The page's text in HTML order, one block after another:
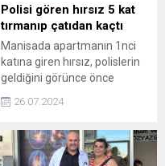
Polisi gören hırsız 5 kat
tırmanıp çatıdan kaçtı
Manisada apartmanın 1nci
katına giren hırsız, polislerin
geldiğini görünce önce
bitişikteki binanın
balkonuna, ardından
tutunup 5 kat tırmanarak
çıktığı çatıdan diğer binalara
26.07.2024